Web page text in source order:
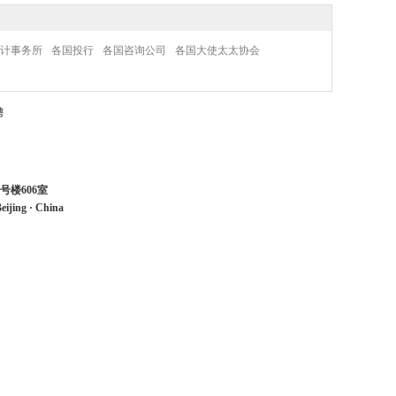
事务所 各国投行 各国咨询公司
各国大使太太协会
楼606室
· China